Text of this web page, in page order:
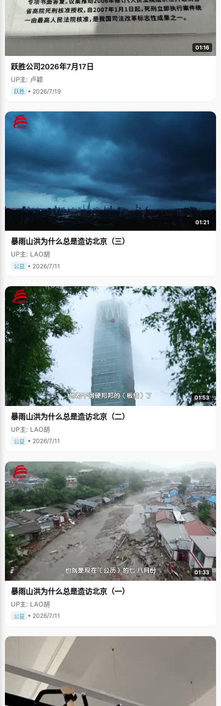
01:16
跃胜公司2026年7月17日
UP主: 卢颖
跃胜 • 2026/7/19
01:21
暴雨山洪为什么总是造访北京（三）
UP主: LAO胡
公益 • 2026/7/11
01:53
暴雨山洪为什么总是造访北京（二）
UP主: LAO胡
公益 • 2026/7/11
01:33
暴雨山洪为什么总是造访北京（一）
UP主: LAO胡
公益 • 2026/7/11